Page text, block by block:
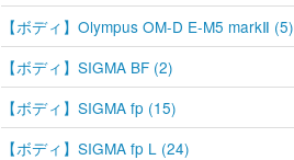
【ボディ】Olympus OM-D E-M5 markⅡ (5)
【ボディ】SIGMA BF (2)
【ボディ】SIGMA fp (15)
【ボディ】SIGMA fp L (24)